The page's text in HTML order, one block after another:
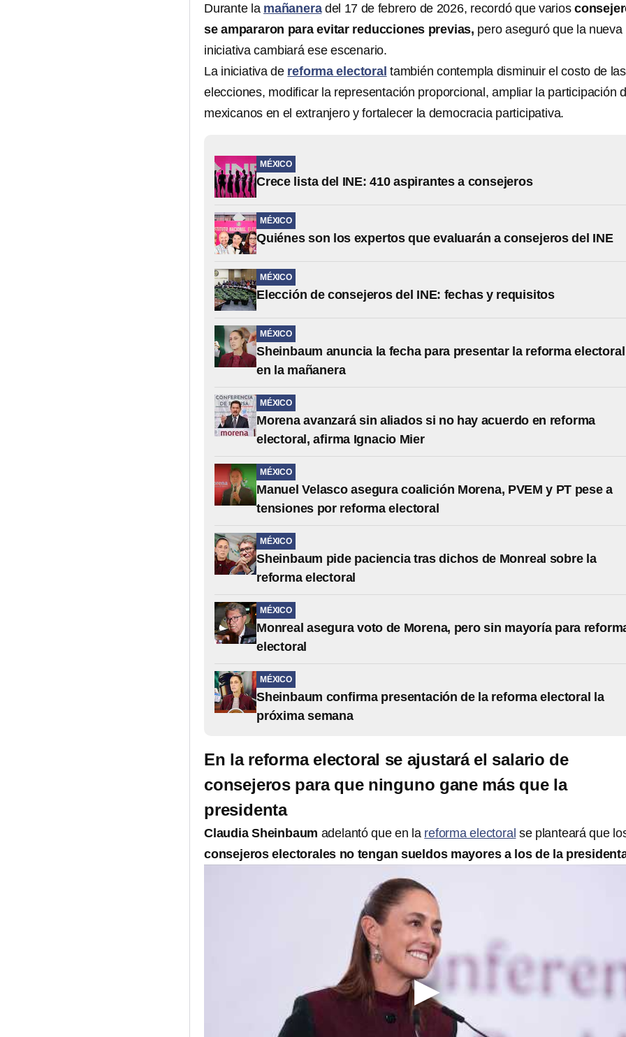
Durante la mañaneradel 17 de febrero de 2026, recordó que varios
se ampararon para evitar reducciones previas, pero aseguró que la nueva
iniciativa cambiará ese escenario.
La iniciativa de reforma electoral también contempla disminuir el costo de las
elecciones, modificar la representación proporcional, ampliar la participación
mexicanos en el extranjero y fortalecer la democracia participativa.
MÉXICO
Crece lista del INE: 410 aspirantes a consejeros
MÉXICO
Quiénes son los expertos que evaluarán a consejeros del INE
MÉXICO
Elección de consejeros del INE: fechas y requisitos
MÉXICO
Sheinbaum anuncia la fecha para presentar la reforma electoral
en la mañanera
MÉXICO
Morena avanzará sin aliados si no hay acuerdo en reforma
electoral, afirma Ignacio Mier
MÉXICO
Manuel Velasco asegura coalición Morena, PVEM y PT pese a
tensiones por reforma electoral
MÉXICO
Sheinbaum pide paciencia tras dichos de Monreal sobre la
reforma electoral
MÉXICO
Monreal asegura voto de Morena, pero sin mayoría para
electoral
MÉXICO
Sheinbaum confirma presentación de la reforma electoral la
próxima semana
En la reforma electoral se ajustará el salario de
consejeros para que ninguno gane más que la
presidenta
Claudia Sheinbaum adelantó que en la reforma electoral se planteará que
consejeros electorales no tengan sueldos mayores a los de la